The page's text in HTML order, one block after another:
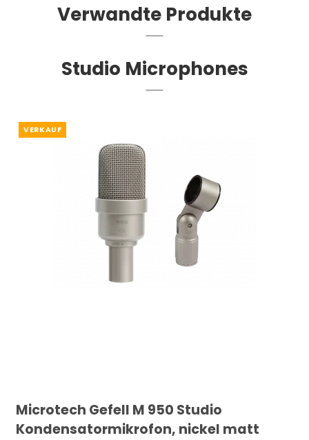
Verwandte Produkte
Studio Microphones
VERKAUF
Microtech Gefell M 950 Studio
Kondensatormikrofon, nickel matt